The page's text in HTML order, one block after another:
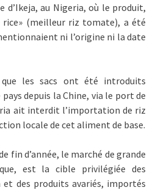
d’Ikeja, au Nigeria, où le produit,
(meilleur riz tomate), a été
ni l’origine ni la date
que les sacs ont été introduits
depuis la Chine, via le port de
ait interdit l’importation de riz
locale de cet aliment de base.
fin d’année, le marché de grande
est la cible privilégiée des
des produits avariés, importés